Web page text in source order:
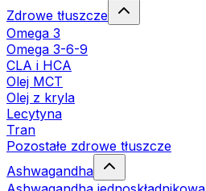
Zdrowe tłuszcze
Omega 3
Omega 3-6-9
CLA i HCA
Olej MCT
Olej z kryla
Lecytyna
Tran
Pozostałe zdrowe tłuszcze
Ashwagandha